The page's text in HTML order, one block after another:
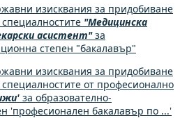
изисквания за придобиване
"Медицинска
асистент"за
степен "бакалавър"
изисквания за придобиване
от професионално
за образователно-
'професионален бакалавър по ...'